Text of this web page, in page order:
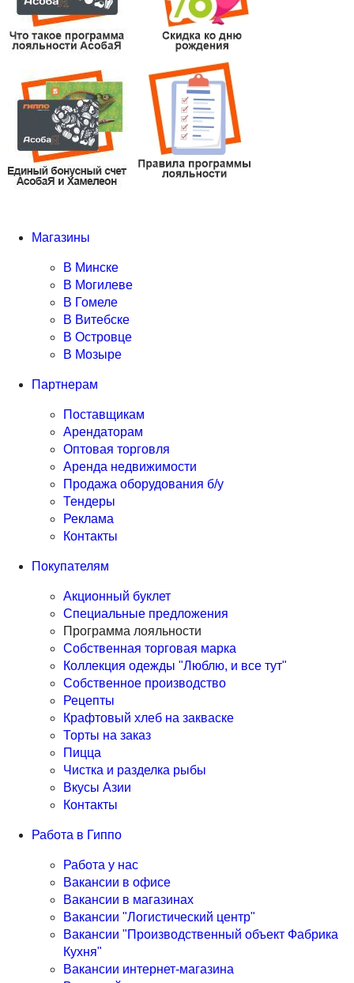
Магазины
В Минске
В Могилеве
В Гомеле
В Витебске
В Островце
В Мозыре
Партнерам
Поставщикам
Арендаторам
Оптовая торговля
Аренда недвижимости
Продажа оборудования б/у
Тендеры
Реклама
Контакты
Покупателям
Акционный буклет
Специальные предложения
Программа лояльности
Собственная торговая марка
Коллекция одежды "Люблю, и все тут"
Собственное производство
Рецепты
Крафтовый хлеб на закваске
Торты на заказ
Пицца
Чистка и разделка рыбы
Вкусы Азии
Контакты
Работа в Гиппо
Работа у нас
Вакансии в офисе
Вакансии в магазинах
Вакансии "Логистический центр"
Вакансии "Производственный объект Фабрика
Кухня"
Вакансии интернет-магазина